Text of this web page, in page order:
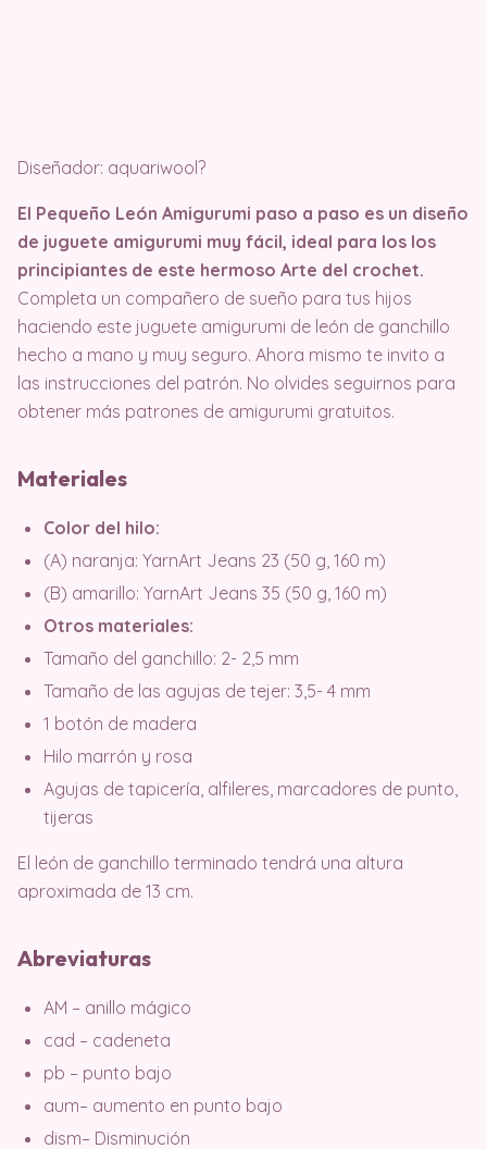
Diseñador: aquariwool?
El Pequeño León Amigurumi paso a paso es un diseño
de juguete amigurumi muy fácil, ideal para los los
principiantes de este hermoso Arte del crochet.
Completa un compañero de sueño para tus hijos
haciendo este juguete amigurumi de león de ganchillo
hecho a mano y muy seguro. Ahora mismo te invito a
las instrucciones del patrón. No olvides seguirnos para
obtener más patrones de amigurumi gratuitos.
Materiales
Color del hilo:
(A) naranja: YarnArt Jeans 23 (50 g, 160 m)
(B) amarillo: YarnArt Jeans 35 (50 g, 160 m)
Otros materiales:
Tamaño del ganchillo: 2- 2,5 mm
Tamaño de las agujas de tejer: 3,5- 4 mm
1 botón de madera
Hilo marrón y rosa
Agujas de tapicería, alfileres, marcadores de punto,
tijeras
El león de ganchillo terminado tendrá una altura
aproximada de 13 cm.
Abreviaturas
AM – anillo mágico
cad – cadeneta
pb – punto bajo
aum– aumento en punto bajo
dism– Disminución